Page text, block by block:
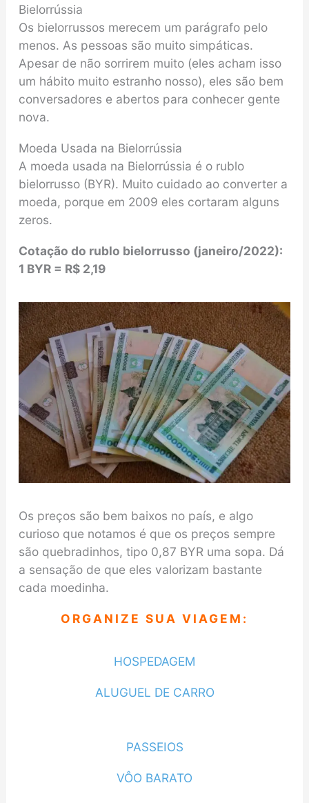
Bielorrússia
Os bielorrussos merecem um parágrafo pelo
menos. As pessoas são muito simpáticas.
Apesar de não sorrirem muito (eles acham isso
um hábito muito estranho nosso), eles são bem
conversadores e abertos para conhecer gente
nova.
Moeda Usada na Bielorrússia
A moeda usada na Bielorrússia é o rublo
bielorrusso (BYR). Muito cuidado ao converter a
moeda, porque em 2009 eles cortaram alguns
zeros.
Cotação do rublo bielorrusso (janeiro/2022):
1 BYR = R$ 2,19
Os preços são bem baixos no país, e algo
curioso que notamos é que os preços sempre
são quebradinhos, tipo 0,87 BYR uma sopa. Dá
a sensação de que eles valorizam bastante
cada moedinha.
ORGANIZE SUA VIAGEM:
HOSPEDAGEM
ALUGUEL DE CARRO
PASSEIOS
VÔO BARATO